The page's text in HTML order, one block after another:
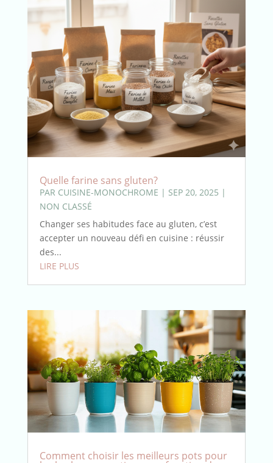
Quelle farine sans gluten?
PAR CUISINE-MONOCHROME | SEP 20, 2025 |
NON CLASSÉ
Changer ses habitudes face au gluten, c’est
accepter un nouveau défi en cuisine : réussir
des...
LIRE PLUS
Comment choisir les meilleurs pots pour